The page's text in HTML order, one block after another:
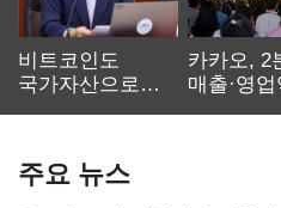
비트코인도
국가자산으로…'
카카오, 2
매출·영
주요 뉴스